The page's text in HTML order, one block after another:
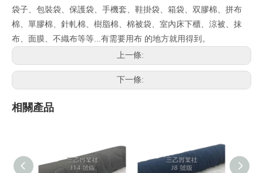
袋子、包裝袋、保護袋、手機套、鞋掛袋、箱袋、双膠棉、拼布
棉、單膠棉、針軋棉、樹脂棉、棉被袋、室內床下櫃、涼被、抹
布、面膜、不織布等等...有需要用布 的地方就用得到。
上一條:
下一條:
相關產品